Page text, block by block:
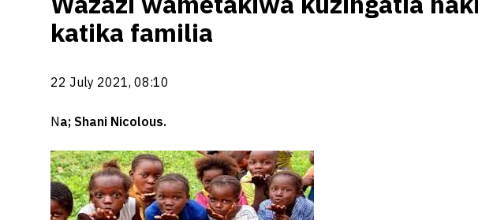
katika familia
22 July 2021, 08:10
Na; Shani Nicolous.